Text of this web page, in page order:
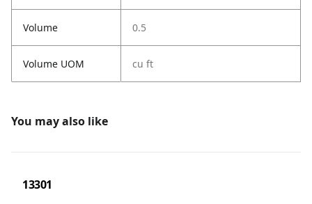
Volume 0.5
Volume UOM cu ft
You may also like
13301